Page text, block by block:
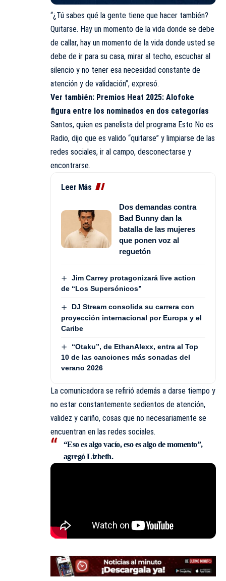
“¿Tú sabes qué la gente tiene que hacer también?
Quitarse. Hay un momento de la vida donde se debe
de callar, hay un momento de la vida donde usted se
debe de ir para su casa, mirar al techo, escuchar al
silencio y no tener esa necesidad constante de
atención y de validación”, expresó.
Ver también: Premios Heat 2025: Alofoke
figura entre los nominados en dos categorías
Santos, quien es panelista del programa Esto No es
Radio, dijo que es valido “quitarse” y limpiarse de las
redes sociales, ir al campo, desconectarse y
encontrarse.
Leer Más
Dos demandas contra
Bad Bunny dan la
batalla de las mujeres
que ponen voz al
reguetón
Jim Carrey protagonizará live action
de “Los Supersónicos”
DJ Stream consolida su carrera con
proyección internacional por Europa y el
Caribe
“Otaku”, de EthanAlexx, entra al Top
10 de las canciones más sonadas del
verano 2026
La comunicadora se refirió además a darse tiempo y
no estar constantemente sedientos de atención,
validez y cariño, cosas que no necesariamente se
encuentran en las redes sociales.
“Eso es algo vacío, eso es algo de momento”,
agregó Lizbeth.